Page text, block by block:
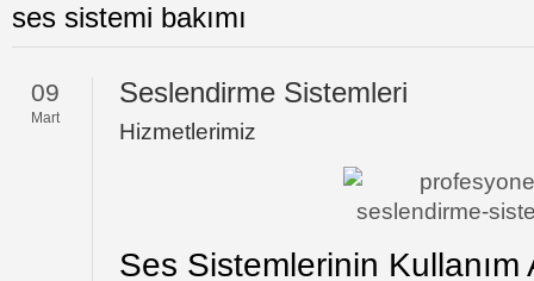
ses sistemi bakımı
09
Mart
Seslendirme Sistemleri
Hizmetlerimiz
Ses Sistemlerinin Kullanım